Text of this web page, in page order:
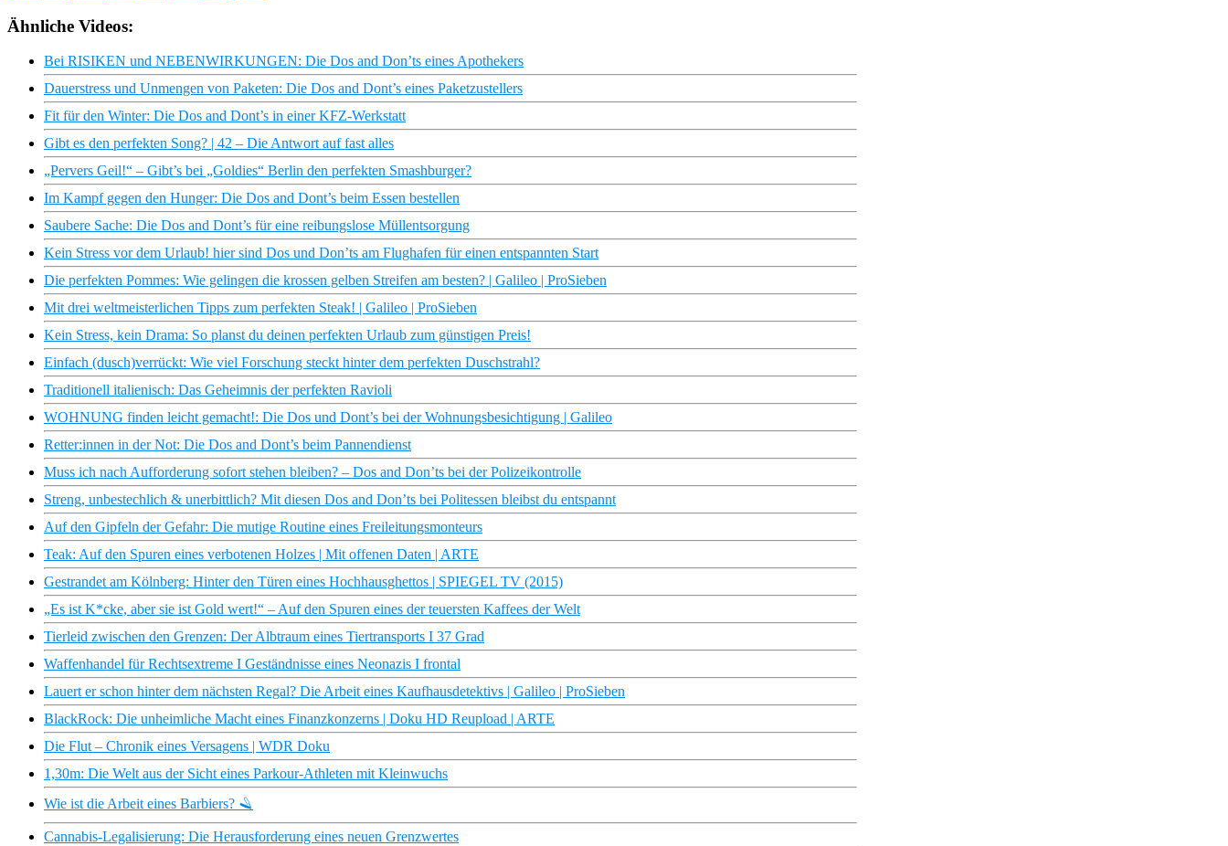
Ähnliche Videos:
Bei RISIKEN und NEBENWIRKUNGEN: Die Dos and Don’ts eines Apothekers
Dauerstress und Unmengen von Paketen: Die Dos and Dont’s eines Paketzustellers
Fit für den Winter: Die Dos and Dont’s in einer KFZ-Werkstatt
Gibt es den perfekten Song? | 42 – Die Antwort auf fast alles
„Pervers Geil!“ – Gibt’s bei „Goldies“ Berlin den perfekten Smashburger?
Im Kampf gegen den Hunger: Die Dos and Dont’s beim Essen bestellen
Saubere Sache: Die Dos and Dont’s für eine reibungslose Müllentsorgung
Kein Stress vor dem Urlaub! hier sind Dos und Don’ts am Flughafen für einen entspannten Start
Die perfekten Pommes: Wie gelingen die krossen gelben Streifen am besten? | Galileo | ProSieben
Mit drei weltmeisterlichen Tipps zum perfekten Steak! | Galileo | ProSieben
Kein Stress, kein Drama: So planst du deinen perfekten Urlaub zum günstigen Preis!
Einfach (dusch)verrückt: Wie viel Forschung steckt hinter dem perfekten Duschstrahl?
Traditionell italienisch: Das Geheimnis der perfekten Ravioli
WOHNUNG finden leicht gemacht!: Die Dos und Dont’s bei der Wohnungsbesichtigung | Galileo
Retter:innen in der Not: Die Dos and Dont’s beim Pannendienst
Muss ich nach Aufforderung sofort stehen bleiben? – Dos and Don’ts bei der Polizeikontrolle
Streng, unbestechlich & unerbittlich? Mit diesen Dos and Don’ts bei Politessen bleibst du entspannt
Auf den Gipfeln der Gefahr: Die mutige Routine eines Freileitungsmonteurs
Teak: Auf den Spuren eines verbotenen Holzes | Mit offenen Daten | ARTE
Gestrandet am Kölnberg: Hinter den Türen eines Hochhausghettos | SPIEGEL TV (2015)
„Es ist K*cke, aber sie ist Gold wert!“ – Auf den Spuren eines der teuersten Kaffees der Welt
Tierleid zwischen den Grenzen: Der Albtraum eines Tiertransports I 37 Grad
Waffenhandel für Rechtsextreme I Geständnisse eines Neonazis I frontal
Lauert er schon hinter dem nächsten Regal? Die Arbeit eines Kaufhausdetektivs | Galileo | ProSieben
BlackRock: Die unheimliche Macht eines Finanzkonzerns | Doku HD Reupload | ARTE
Die Flut – Chronik eines Versagens | WDR Doku
1,30m: Die Welt aus der Sicht eines Parkour-Athleten mit Kleinwuchs
Wie ist die Arbeit eines Barbiers? 🪒
Cannabis-Legalisierung: Die Herausforderung eines neuen Grenzwertes